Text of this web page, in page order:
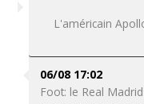
L'américain
06/08 17:02
Foot: le Real